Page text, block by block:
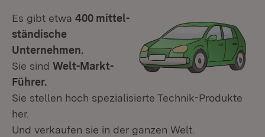
Es gibt etwa 400 mittel-
ständische
Unternehmen.
Sie sind Welt-Markt-
Führer.
Sie stellen hoch spezialisierte Technik-Produkte
her.
Und verkaufen sie in der ganzen Welt.